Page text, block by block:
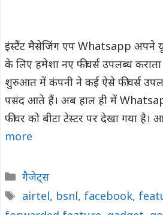
इंस्टैंट मैसेजिंग एप Whatsapp अपने
के लिए हमेशा नए फीचर्स उपलब्ध
शुरुआत में कंपनी ने कई ऐसे फीचर्स
पसंद आते हैं। अब हाल ही में
फीचर को बीटा टेस्टर पर देखा गया
more
Categories
गैजेट्स
Tags
airtel, bsnl, facebook,